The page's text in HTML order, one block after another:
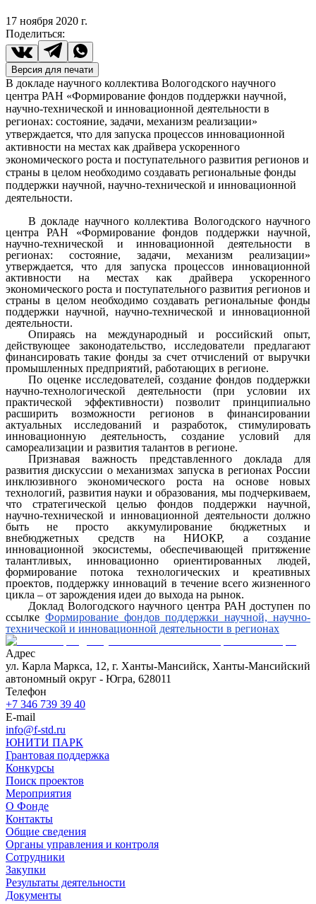
17 ноября 2020 г.
Поделиться:
Версия для печати
В докладе научного коллектива Вологодского научного
центра РАН «Формирование фондов поддержки научной,
научно-технической и инновационной деятельности в
регионах: состояние, задачи, механизм реализации»
утверждается, что для запуска процессов инновационной
активности на местах как драйвера ускоренного
экономического роста и поступательного развития регионов и
страны в целом необходимо создавать региональные фонды
поддержки научной, научно-технической и инновационной
деятельности.
В докладе научного коллектива Вологодского научного
центра РАН «Формирование фондов поддержки научной,
научно-технической и инновационной деятельности в
регионах: состояние, задачи, механизм реализации»
утверждается, что для запуска процессов инновационной
активности на местах как драйвера ускоренного
экономического роста и поступательного развития регионов и
страны в целом необходимо создавать региональные фонды
поддержки научной, научно-технической и инновационной
деятельности.
Опираясь на международный и российский опыт,
действующее законодательство, исследователи предлагают
финансировать такие фонды за счет отчислений от выручки
промышленных предприятий, работающих в регионе.
По оценке исследователей, создание фондов поддержки
научно-технологической деятельности (при условии их
практической эффективности) позволит принципиально
расширить возможности регионов в финансировании
актуальных исследований и разработок, стимулировать
инновационную деятельность, создание условий для
самореализации и развития талантов в регионе.
Признавая важность представленного доклада для
развития дискуссии о механизмах запуска в регионах России
инклюзивного экономического роста на основе новых
технологий, развития науки и образования, мы подчеркиваем,
что стратегической целью фондов поддержки научной,
научно-технической и инновационной деятельности должно
быть не просто аккумулирование бюджетных и
внебюджетных средств на НИОКР, а создание
инновационной экосистемы, обеспечивающей притяжение
талантливых, инновационно ориентированных людей,
формирование потока технологических и креативных
проектов, поддержку инноваций в течение всего жизненного
цикла – от зарождения идеи до выхода на рынок.
Доклад Вологодского научного центра РАН доступен по
ссылке Формирование фондов поддержки научной, научно-
технической и инновационной деятельности в регионах
Адрес
ул. Карла Маркса, 12, г. Ханты-Мансийск, Ханты-Мансийский
автономный округ - Югра, 628011
Телефон
+7 346 739 39 40
E-mail
info@f-std.ru
ЮНИТИ ПАРК
Грантовая поддержка
Конкурсы
Поиск проектов
Мероприятия
О Фонде
Контакты
Общие сведения
Органы управления и контроля
Сотрудники
Закупки
Результаты деятельности
Документы